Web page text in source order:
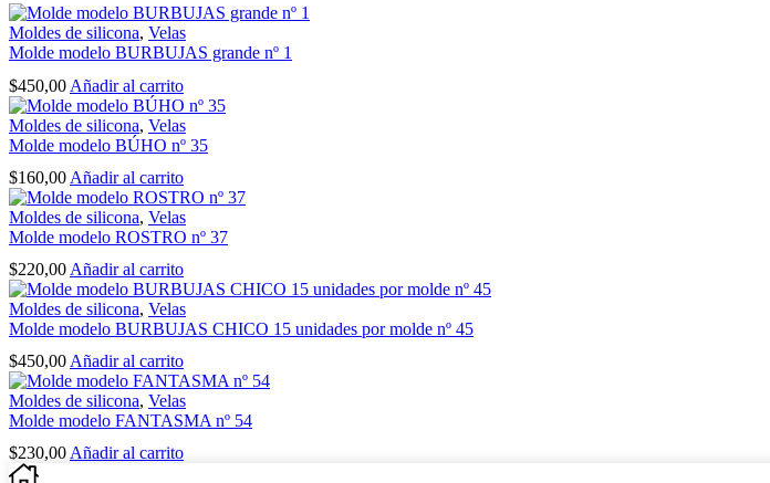
Moldes de silicona, Velas
Molde modelo BURBUJAS grande nº 1
$450,00 Añadir al carrito
Moldes de silicona, Velas
Molde modelo BÚHO nº 35
$160,00 Añadir al carrito
Moldes de silicona, Velas
Molde modelo ROSTRO nº 37
$220,00 Añadir al carrito
Moldes de silicona, Velas
Molde modelo BURBUJAS CHICO 15 unidades por molde nº 45
$450,00 Añadir al carrito
Moldes de silicona, Velas
Molde modelo FANTASMA nº 54
$230,00Añadir al carrito